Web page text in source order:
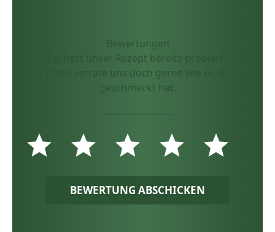
Bewertungen
Du hast unser Rezept bereits probiert?
Dann verrate uns doch gerne wie es dir
geschmeckt hat.
BEWERTUNG ABSCHICKEN